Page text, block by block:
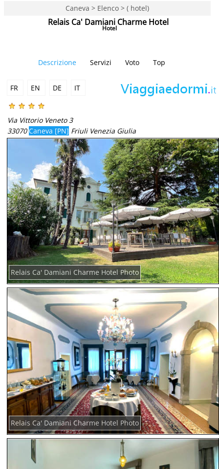
Caneva > Elenco > ( hotel)
Relais Ca' Damiani Charme Hotel
Hotel
Descrizione Servizi Voto Top
FR EN DE IT
Via Vittorio Veneto 3
33070Caneva [PN] Friuli Venezia Giulia
Relais Ca' Damiani Charme Hotel Photo
Relais Ca' Damiani Charme Hotel Photo